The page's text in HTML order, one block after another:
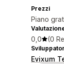
Prezzi
Piano
0,0 (0
Evixum